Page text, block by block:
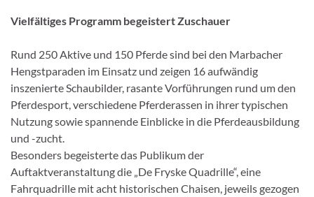
Vielfältiges Programm begeistert Zuschauer
Rund 250 Aktive und 150 Pferde sind bei den Marbacher
Hengstparaden im Einsatz und zeigen 16 aufwändig
inszenierte Schaubilder, rasante Vorführungen rund um den
Pferdesport, verschiedene Pferderassen in ihrer typischen
Nutzung sowie spannende Einblicke in die Pferdeausbildung
und -zucht.
Besonders begeisterte das Publikum der
Auftaktveranstaltung die „De Fryske Quadrille“, eine
Fahrquadrille mit acht historischen Chaisen, jeweils gezogen